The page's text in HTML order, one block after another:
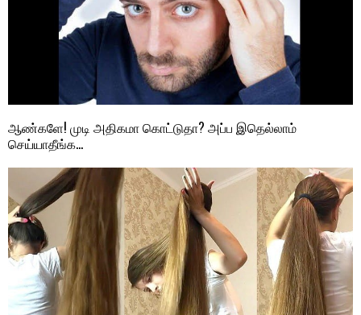
ஆண்களே! முடி அதிகமா கொட்டுதா? அப்ப இதெல்லாம்
செய்யாதீங்க…